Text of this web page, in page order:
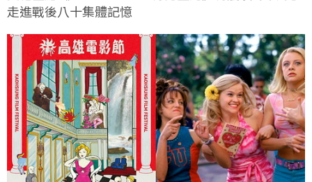
走進戰後八十集體記憶